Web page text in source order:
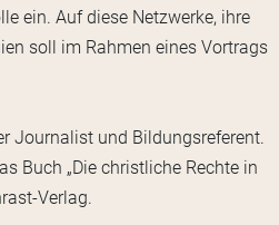
ein. Auf diese Netzwerke, ihre
soll im Rahmen eines Vortrags
Journalist und Bildungsreferent.
Buch „Die christliche Rechte in
Verlag.